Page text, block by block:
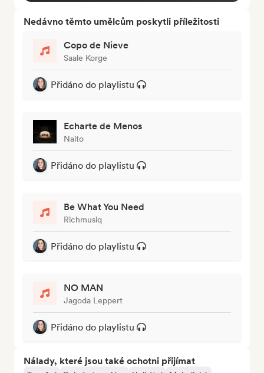
Nedávno těmto umělcům poskytli příležitosti
Copo de Nieve
Saale Korge
Přidáno do playlistu
Echarte de Menos
Naito
Přidáno do playlistu
Be What You Need
Richmusiq
Přidáno do playlistu
NO MAN
Jagoda Leppert
Přidáno do playlistu
Nálady, které jsou také ochotni přijímat